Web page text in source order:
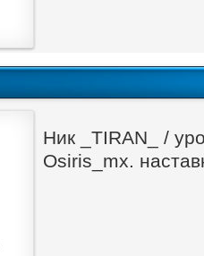
Ник _TIRAN_ /
Osiris_mx.